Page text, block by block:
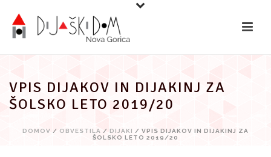
vsebino
VPIS DIJAKOV IN DIJAKINJ ZA
ŠOLSKO LETO 2019/20
DOMOV / OBVESTILA / DIJAKI / VPIS DIJAKOV IN DIJAKINJ ZA
ŠOLSKO LETO 2019/20